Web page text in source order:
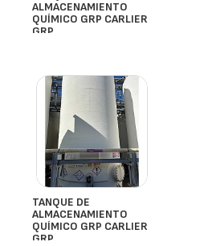
ALMACENAMIENTO
QUÍMICO GRP CARLIER
GRP
TANQUE DE
ALMACENAMIENTO
QUÍMICO GRP CARLIER
GRP